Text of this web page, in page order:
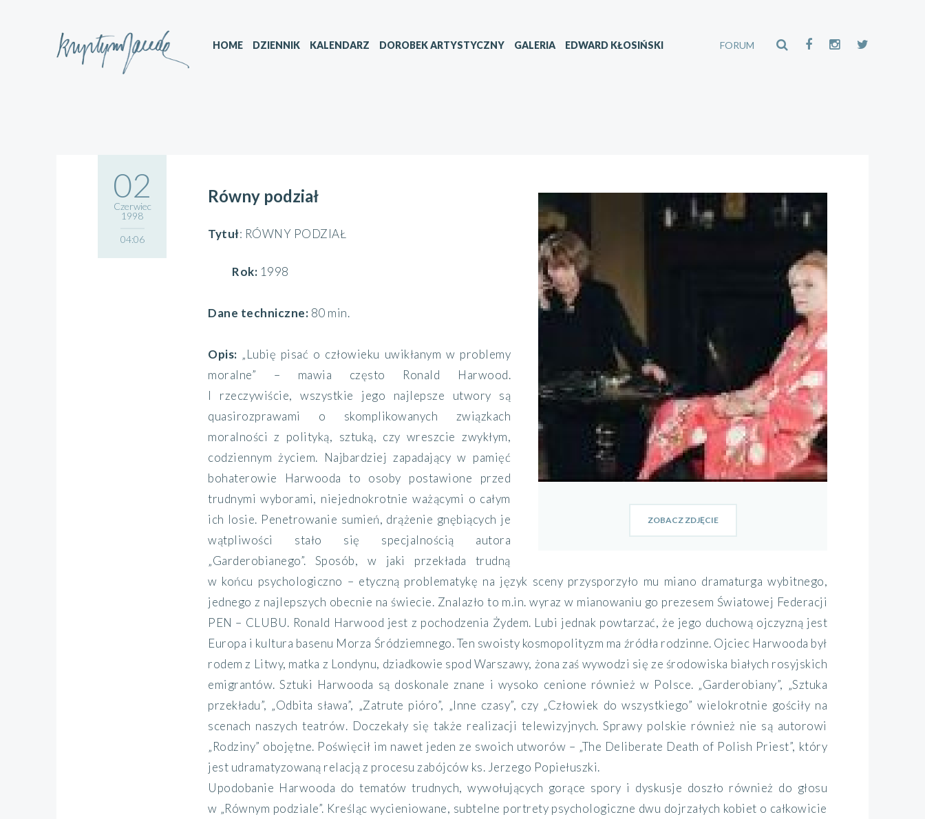
FORUM
HOME DZIENNIK KALENDARZ DOROBEK ARTYSTYCZNY GALERIA EDWARD KŁOSIŃSKI
02
Czerwiec
1998
04:06
ZOBACZ ZDJĘCIE
Równy podział
Tytuł: RÓWNY PODZIAŁ
Rok: 1998
Dane techniczne: 80 min.
Opis: „Lubię pisać o człowieku uwikłanym w problemy
moralne” – mawia często Ronald Harwood.
I rzeczywiście, wszystkie jego najlepsze utwory są
quasirozprawami o skomplikowanych związkach
moralności z polityką, sztuką, czy wreszcie zwykłym,
codziennym życiem. Najbardziej zapadający w pamięć
bohaterowie Harwooda to osoby postawione przed
trudnymi wyborami, niejednokrotnie ważącymi o całym
ich losie. Penetrowanie sumień, drążenie gnębiących je
wątpliwości stało się specjalnością autora
„Garderobianego”. Sposób, w jaki przekłada trudną
w końcu psychologiczno – etyczną problematykę na język sceny przysporzyło mu miano dramaturga wybitnego,
jednego z najlepszych obecnie na świecie. Znalazło to m.in. wyraz w mianowaniu go prezesem Światowej Federacji
PEN – CLUBU. Ronald Harwood jest z pochodzenia Żydem. Lubi jednak powtarzać, że jego duchową ojczyzną jest
Europa i kultura basenu Morza Śródziemnego. Ten swoisty kosmopolityzm ma źródła rodzinne. Ojciec Harwooda był
rodem z Litwy, matka z Londynu, dziadkowie spod Warszawy, żona zaś wywodzi się ze środowiska białych rosyjskich
emigrantów. Sztuki Harwooda są doskonale znane i wysoko cenione również w Polsce. „Garderobiany”, „Sztuka
przekładu”, „Odbita sława”, „Zatrute pióro”, „Inne czasy”, czy „Człowiek do wszystkiego” wielokrotnie gościły na
scenach naszych teatrów. Doczekały się także realizacji telewizyjnych. Sprawy polskie również nie są autorowi
„Rodziny” obojętne. Poświęcił im nawet jeden ze swoich utworów – „The Deliberate Death of Polish Priest”, który
jest udramatyzowaną relacją z procesu zabójców ks. Jerzego Popiełuszki.
Upodobanie Harwooda do tematów trudnych, wywołujących gorące spory i dyskusje doszło również do głosu
w „Równym podziale”. Kreśląc wycieniowane, subtelne portrety psychologiczne dwu dojrzałych kobiet o całkowicie